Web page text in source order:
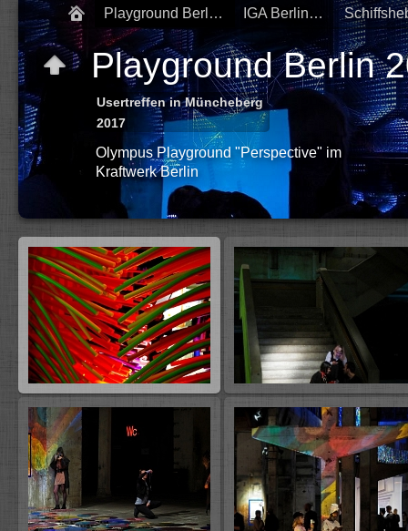
Playground Berlin 2017 IGA Berlin 2017
Playground Berlin
Usertreffen in Müncheberg
2017
Olympus Playground "Perspective" im
Kraftwerk Berlin